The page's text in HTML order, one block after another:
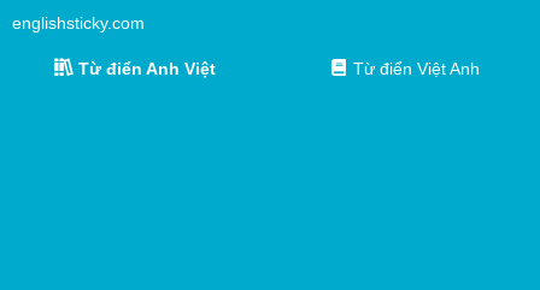
englishsticky.com
Từ điển Anh Việt Từ điển Việt Anh